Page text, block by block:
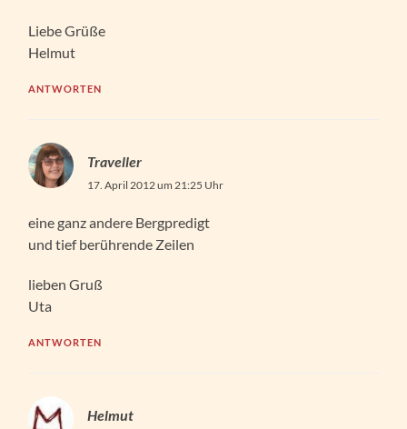
Liebe Grüße
Helmut
ANTWORTEN
Traveller
17. April 2012 um 21:25 Uhr
eine ganz andere Bergpredigt
und tief berührende Zeilen
lieben Gruß
Uta
ANTWORTEN
Helmut